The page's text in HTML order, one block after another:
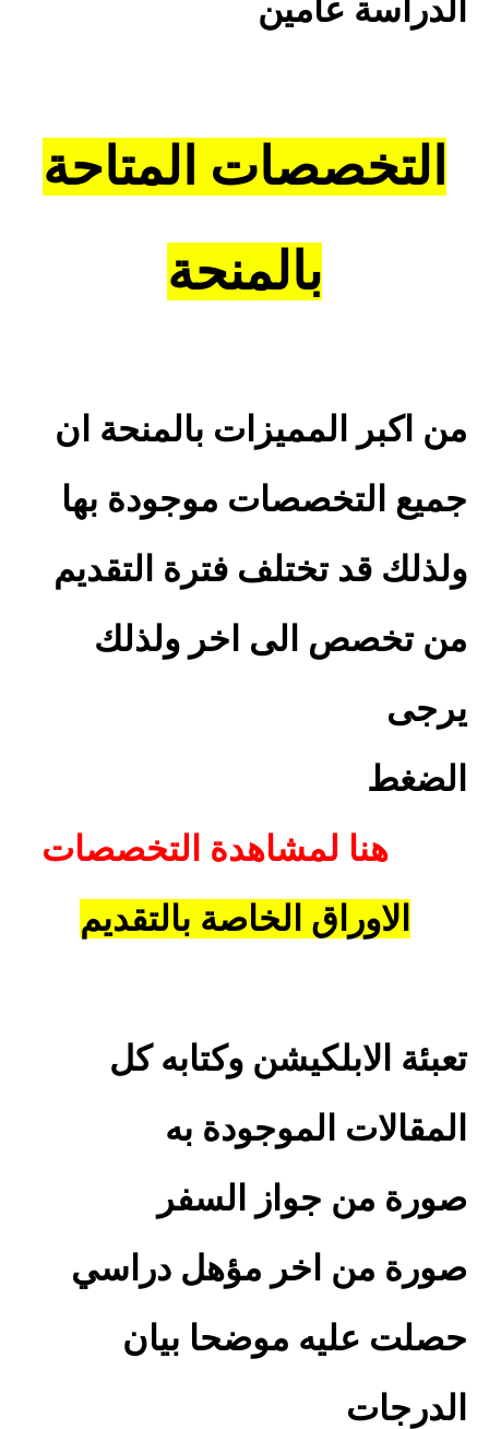
الدراسة عامين
التخصصات المتاحة
بالمنحة
من اكبر المميزات بالمنحة ان
جميع التخصصات موجودة بها
ولذلك قد تختلف فترة التقديم
من تخصص الى اخر ولذلك
يرجى
الضغط
هنا لمشاهدة التخصصات
الاوراق الخاصة بالتقديم
تعبئة الابلكيشن وكتابه كل
المقالات الموجودة به
صورة من جواز السفر
صورة من اخر مؤهل دراسي
حصلت عليه موضحا بيان
الدرجات